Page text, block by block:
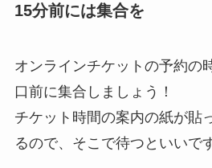
15分前には集合を
オンラインチケットの予約の
口前に集合しましょう！
チケット時間の案内の紙が貼
るので、そこで待つといいで